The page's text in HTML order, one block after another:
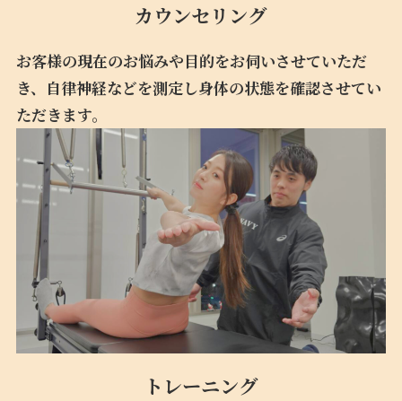
カウンセリング
お客様の現在のお悩みや目的をお伺いさせていただ
き、自律神経などを測定し身体の状態を確認させてい
ただきます。
トレーニング